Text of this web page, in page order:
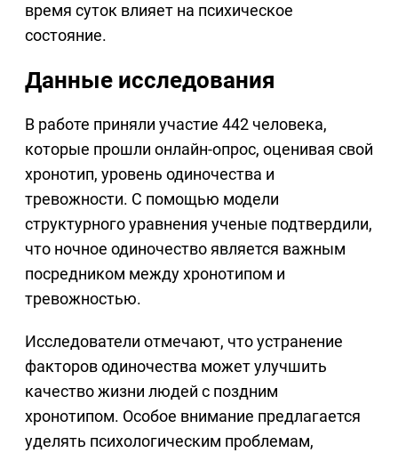
время суток влияет на психическое
состояние.
Данные исследования
В работе приняли участие 442 человека,
которые прошли онлайн-опрос, оценивая свой
хронотип, уровень одиночества и
тревожности. С помощью модели
структурного уравнения ученые подтвердили,
что ночное одиночество является важным
посредником между хронотипом и
тревожностью.
Исследователи отмечают, что устранение
факторов одиночества может улучшить
качество жизни людей с поздним
хронотипом. Особое внимание предлагается
уделять психологическим проблемам,